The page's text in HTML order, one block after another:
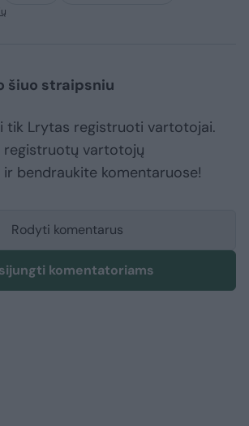
šiuo straipsniu
tik Lrytas registruoti vartotojai.
registruotų vartotojų
bendraukite komentaruose!
Rodyti komentarus
komentatoriams